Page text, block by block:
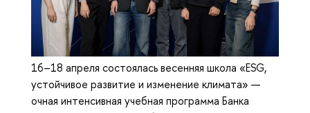
16–18 апреля состоялась весенняя школа «ESG,
устойчивое развитие и изменение климата» —
очная интенсивная учебная программа Банка